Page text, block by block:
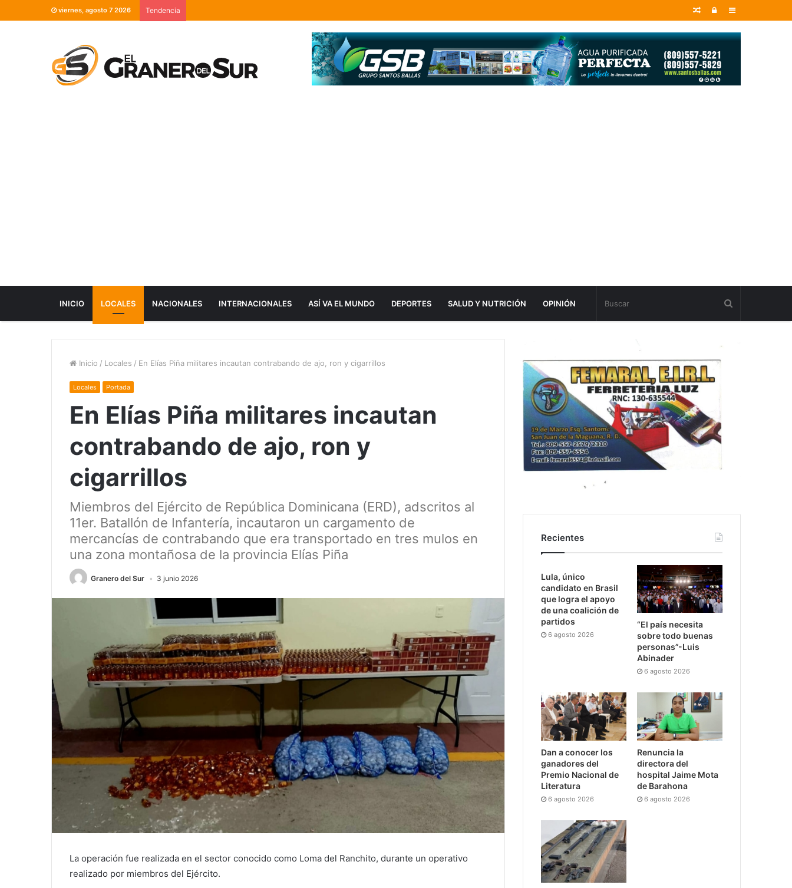
viernes, agosto 7 2026 Tendencia Sidebar
Entrar
Random
INICIO LOCALES NACIONALES INTERNACIONALES ASÍ VA EL MUNDO DEPORTES SALUD Y NUTRICIÓN OPINIÓN
Inicio / Locales / En Elías Piña militares incautan contrabando de ajo, ron y cigarrillos
Locales Portada
En Elías Piña militares incautan
contrabando de ajo, ron y
cigarrillos
Miembros del Ejército de República Dominicana (ERD), adscritos al
11er. Batallón de Infantería, incautaron un cargamento de
mercancías de contrabando que era transportado en tres mulos en
una zona montañosa de la provincia Elías Piña
Granero del Sur 3 junio 2026
La operación fue realizada en el sector conocido como Loma del Ranchito, durante un operativo
realizado por miembros del Ejército.
Recientes
Lula, único
candidato en Brasil
que logra el apoyo
de una coalición de
partidos
6 agosto 2026
“El país necesita
sobre todo buenas
personas”-Luis
Abinader
6 agosto 2026
Dan a conocer los
ganadores del
Premio Nacional de
Literatura
6 agosto 2026
Renuncia la
directora del
hospital Jaime Mota
de Barahona
6 agosto 2026